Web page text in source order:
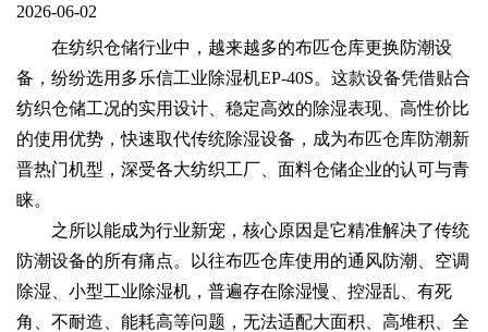
2026-06-02
在纺织仓储行业中，越来越多的布匹仓库更换防潮设
备，纷纷选用多乐信工业除湿机EP-40S。这款设备凭借贴合
纺织仓储工况的实用设计、稳定高效的除湿表现、高性价比
的使用优势，快速取代传统除湿设备，成为布匹仓库防潮新
晋热门机型，深受各大纺织工厂、面料仓储企业的认可与青
睐。
之所以能成为行业新宠，核心原因是它精准解决了传统
防潮设备的所有痛点。以往布匹仓库使用的通风防潮、空调
除湿、小型工业除湿机，普遍存在除湿慢、控湿乱、有死
角、不耐造、能耗高等问题，无法适配大面积、高堆积、全